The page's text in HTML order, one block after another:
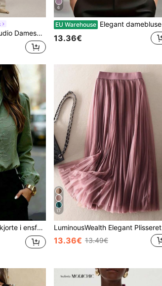
plissé, løs pasform, dobbelte flæsekant og svajede ærmer
6
EU Warehouse Elegant damebluse med rund hals og korte ærmer i satin, velegnet til forår og sommer, hvid
13.36€
afslappet business-top, velegnet til kontor, arbejde, hjem, daglig brug, alle sæsoner, chic og elegant
17
13.36€ 13.49€